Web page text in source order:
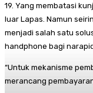
19. Yang membatasi
luar Lapas. Namun
menjadi salah satu
handphone bagi
“Untuk mekanisme
merancang